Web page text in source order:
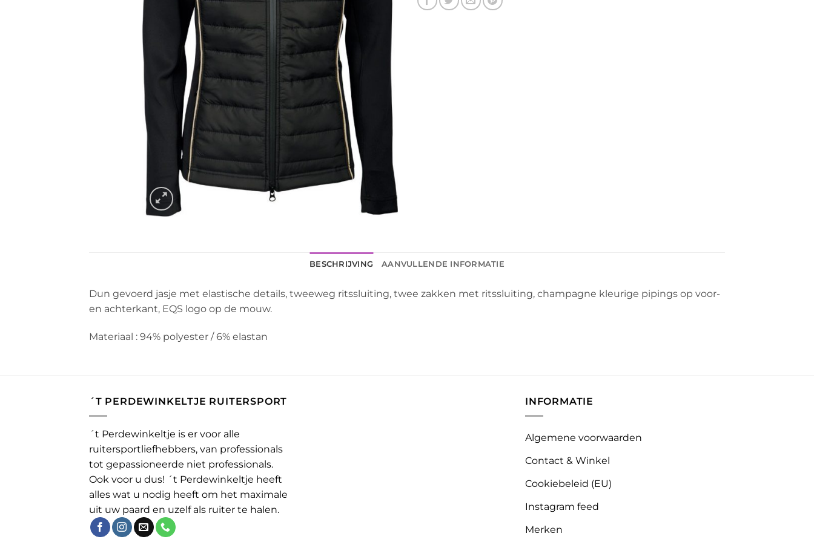
BESCHRIJVING AANVULLENDE INFORMATIE
Dun gevoerd jasje met elastische details, tweeweg ritssluiting, twee zakken met ritssluiting, champagne kleurige pipings op voor-
en achterkant, EQS logo op de mouw.
Materiaal : 94% polyester / 6% elastan
´T PERDEWINKELTJE RUITERSPORT
´t Perdewinkeltje is er voor alle
ruitersportliefhebbers, van professionals
tot gepassioneerde niet professionals.
Ook voor u dus! ´t Perdewinkeltje heeft
alles wat u nodig heeft om het maximale
uit uw paard en uzelf als ruiter te halen.
INFORMATIE
Algemene voorwaarden
Contact & Winkel
Cookiebeleid (EU)
Instagram feed
Merken